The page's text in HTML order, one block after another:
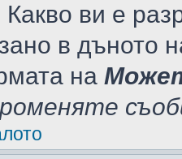
Какво ви е
в дъното
на